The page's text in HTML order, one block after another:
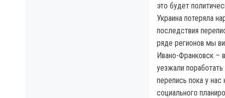
это будет
Украина потеряла
последствия
ряде регионов мы
Ивано-Франковск –
уезжали
перепись пока у
социального